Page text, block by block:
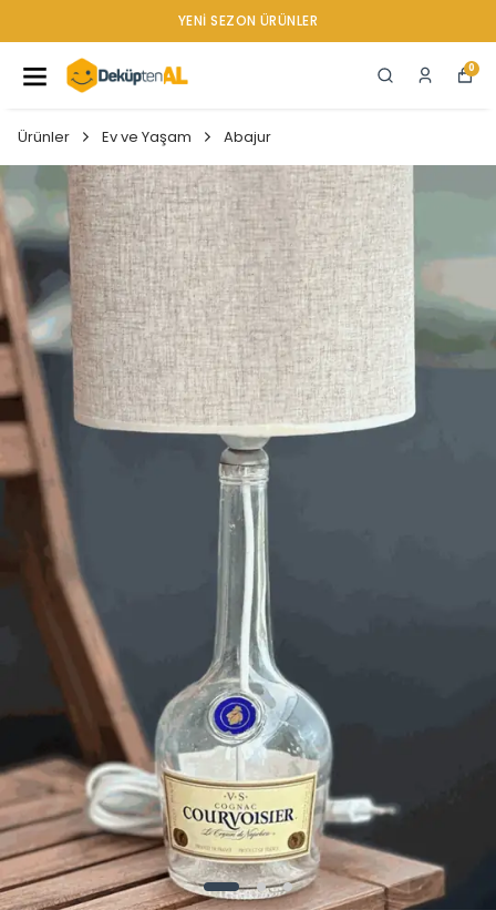
YENI SEZON ÜRÜNLER
0
Ürünler Ev ve Yaşam Abajur